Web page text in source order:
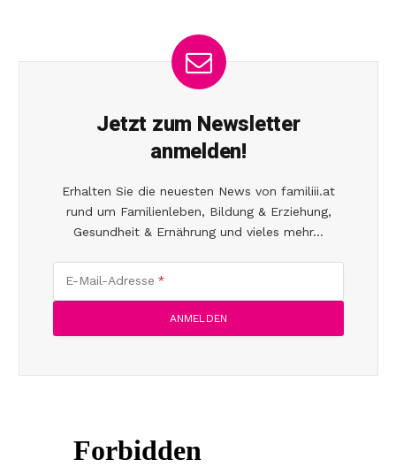
Jetzt zum Newsletter
anmelden!
Erhalten Sie die neuesten News von familiii.at
rund um Familienleben, Bildung & Erziehung,
Gesundheit & Ernährung und vieles mehr...
E-Mail-Adresse